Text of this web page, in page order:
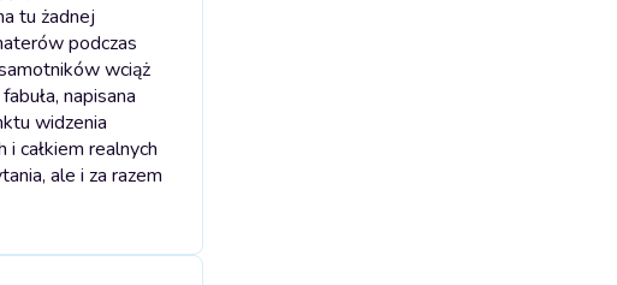
tu żadnej
podczas
wciąż
napisana
widzenia
całkiem realnych
ale i za razem